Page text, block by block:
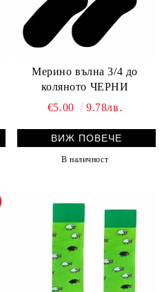
Мерино вълна 3/4 до
коляното ЧЕРНИ
€5.00
9.78лв.
ВИЖ ПОВЕЧЕ
В наличност